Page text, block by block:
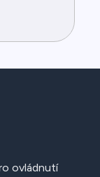
ovládnutí